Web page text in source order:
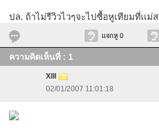
ปล. ถ้าไม่รีวิวไวๆจะไปซื้อหูเทียมที่เเม่
แจกหู 0
ความคิดเห็นที่ : 1
XIII
02/01/2007 11:01:18